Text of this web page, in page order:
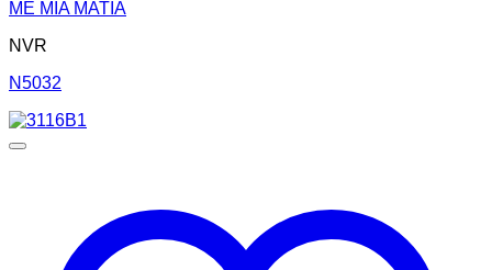
ΜΕ ΜΙΑ ΜΑΤΙΑ
NVR
N5032